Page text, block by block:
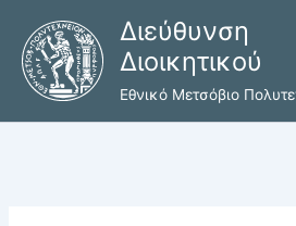
περιεχόμενο
Διεύθυνση
Διοικητικού
Εθνικό Μετσόβιο